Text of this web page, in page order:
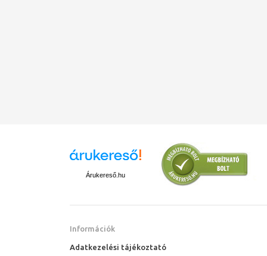
Árukereső.hu
Információk
Adatkezelési tájékoztató